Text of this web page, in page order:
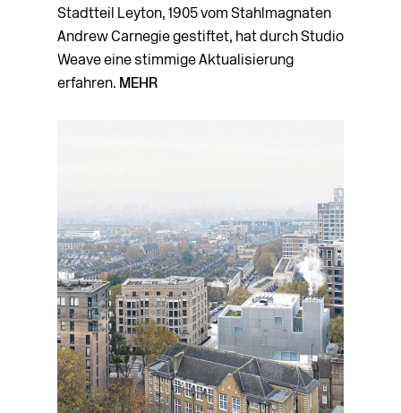
Stadtteil Leyton, 1905 vom Stahlmagnaten
Andrew Carnegie gestiftet, hat durch Studio
Weave eine stimmige Aktualisierung
erfahren. MEHR